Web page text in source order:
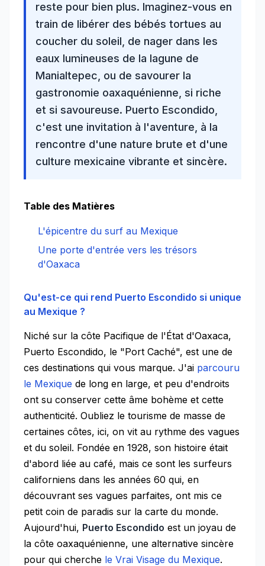
reste pour bien plus. Imaginez-vous en
train de libérer des bébés tortues au
coucher du soleil, de nager dans les
eaux lumineuses de la lagune de
Manialtepec, ou de savourer la
gastronomie oaxaquénienne, si riche
et si savoureuse. Puerto Escondido,
c'est une invitation à l'aventure, à la
rencontre d'une nature brute et d'une
culture mexicaine vibrante et sincère.
Table des Matières
L'épicentre du surf au Mexique
Une porte d'entrée vers les trésors
d'Oaxaca
Qu'est-ce qui rend Puerto Escondido si unique
au Mexique ?
Niché sur la côte Pacifique de l'État d'Oaxaca,
Puerto Escondido, le "Port Caché", est une de
ces destinations qui vous marque. J'ai parcouru
le Mexique de long en large, et peu d'endroits
ont su conserver cette âme bohème et cette
authenticité. Oubliez le tourisme de masse de
certaines côtes, ici, on vit au rythme des vagues
et du soleil. Fondée en 1928, son histoire était
d'abord liée au café, mais ce sont les surfeurs
californiens dans les années 60 qui, en
découvrant ses vagues parfaites, ont mis ce
petit coin de paradis sur la carte du monde.
Aujourd'hui, Puerto Escondido est un joyau de
la côte oaxaquénienne, une alternative sincère
pour qui cherche le Vrai Visage du Mexique.